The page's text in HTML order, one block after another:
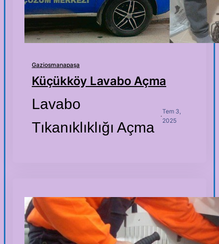
Gaziosmanapaşa
Küçükköy Lavabo Açma
Lavabo
Tıkanıklıklığı Açma
·
Tem 3,
2025